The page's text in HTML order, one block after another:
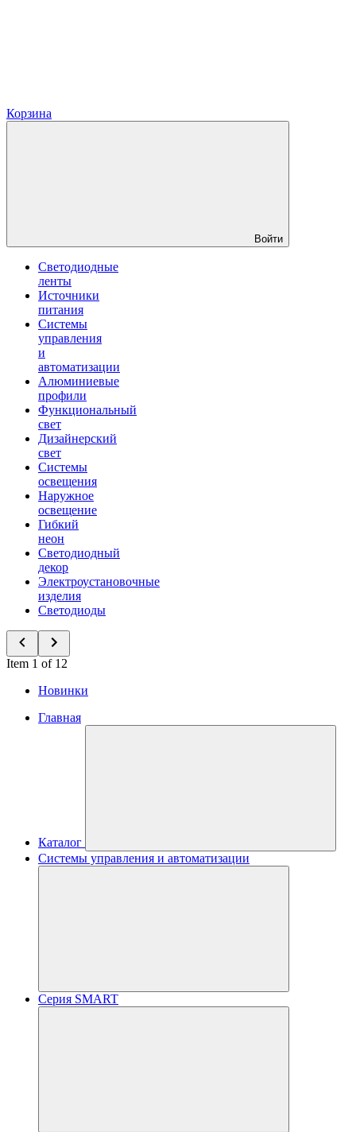
Корзина
Войти
Светодиодные
ленты
Источники
питания
Системы
управления
и
автоматизации
Алюминиевые
профили
Функциональный
свет
Дизайнерский
свет
Системы
освещения
Наружное
освещение
Гибкий
неон
Светодиодный
декор
Электроустановочные
изделия
Светодиоды
Item 1 of 12
Новинки
Главная
Каталог
Системы управления и автоматизации
Серия SMART